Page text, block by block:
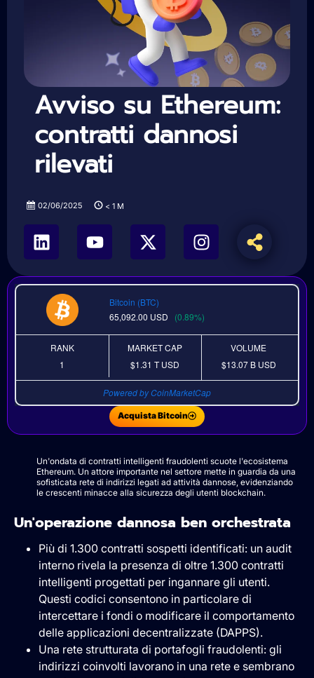
Avviso su Ethereum:
contratti dannosi
rilevati
02/06/2025 < 1 M
Bitcoin (BTC)
65,092.00 USD (0.89%)
RANK
1
MARKET CAP
$1.31 TUSD
VOLUME
$13.07 B USD
Powered by CoinMarketCap
Acquista Bitcoin
Un'ondata di contratti intelligenti fraudolenti scuote l'ecosistema
Ethereum. Un attore importante nel settore mette in guardia da una
sofisticata rete di indirizzi legati ad attività dannose, evidenziando
le crescenti minacce alla sicurezza degli utenti blockchain.
Un'operazione dannosa ben orchestrata
Più di 1.300 contratti sospetti identificati: un audit
interno rivela la presenza di oltre 1.300 contratti
intelligenti progettati per ingannare gli utenti.
Questi codici consentono in particolare di
intercettare i fondi o modificare il comportamento
delle applicazioni decentralizzate (DAPPS).
Una rete strutturata di portafogli fraudolenti: gli
indirizzi coinvolti lavorano in una rete e sembrano